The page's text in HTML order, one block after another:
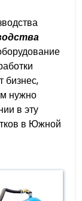
бизнес,
нужно
в эту
в Южной